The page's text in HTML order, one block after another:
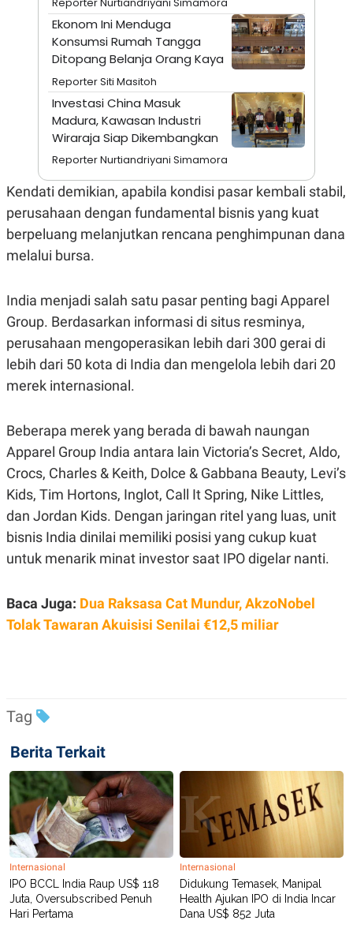
V
JARINGAN
T
A
A
C
A
D
E
E
S
S
R
E
E
A
S
I
A
N
G
G
N
A
N
T
A
K
I
N
E
R
A
E
M
E
N
RT
I
I
G
K
G
E
D
I
A
.
I
D
Reporter Nurtiandriyani Simamora
Ekonom Ini Menduga
Konsumsi Rumah Tangga
Ditopang Belanja Orang Kaya
Reporter Siti Masitoh
Investasi China Masuk
Madura, Kawasan Industri
Wiraraja Siap Dikembangkan
Reporter Nurtiandriyani Simamora
Kendati demikian, apabila kondisi pasar kembali stabil,
perusahaan dengan fundamental bisnis yang kuat
berpeluang melanjutkan rencana penghimpunan dana
melalui bursa.
India menjadi salah satu pasar penting bagi Apparel
Group. Berdasarkan informasi di situs resminya,
perusahaan mengoperasikan lebih dari 300 gerai di
lebih dari 50 kota di India dan mengelola lebih dari 20
merek internasional.
Beberapa merek yang berada di bawah naungan
Apparel Group India antara lain Victoria’s Secret, Aldo,
Crocs, Charles & Keith, Dolce & Gabbana Beauty, Levi’s
Kids, Tim Hortons, Inglot, Call It Spring, Nike Littles,
dan Jordan Kids. Dengan jaringan ritel yang luas, unit
bisnis India dinilai memiliki posisi yang cukup kuat
untuk menarik minat investor saat IPO digelar nanti.
Baca Juga: Dua Raksasa Cat Mundur, AkzoNobel
Tolak Tawaran Akuisisi Senilai €12,5 miliar
Tag
Berita Terkait
Internasional
IPO BCCL India Raup US$ 118
Juta, Oversubscribed Penuh
Hari Pertama
Internasional
Didukung Temasek, Manipal
Health Ajukan IPO di India Incar
Dana US$ 852 Juta